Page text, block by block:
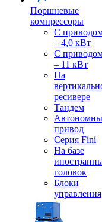
Поршневые
компрессоры
С
– 4,0 кВт
С
– 11 кВт
На
ресивере
Тандем
привод
Серия Fini
На базе
головок
Блоки
управления